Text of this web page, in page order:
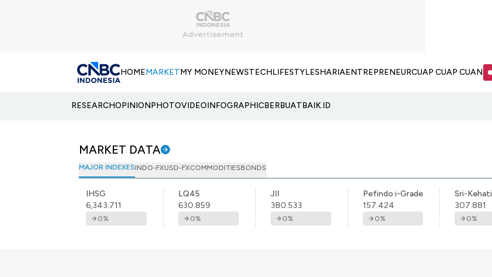
HOMEMARKETMY MONEYNEWSTECHLIFESTYLESHARIAENTREPRENEURCUAP CUAP CUAN
RESEARCHOPINIONPHOTOVIDEOINFOGRAPHICBERBUATBAIK.ID
MARKET DATA
MAJOR INDEXESINDO-FXUSD-FXCOMMODITIESBONDS
IHSG
6,343.711
0%
LQ45
630.859
0%
JII
380.533
0%
Pefindo i-Grade
157.424
0%
Sri-Kehati
307.881
0%